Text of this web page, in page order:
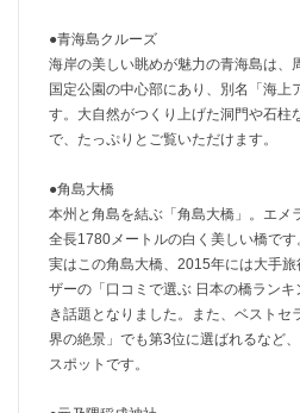
●青海島クルーズ
海岸の美しい眺めが魅力の青海島は、
国定公園の中心部にあり、別名「海上
す。大自然がつくり上げた洞門や石柱
で、たっぷりとご覧いただけます。
●角島大橋
本州と角島を結ぶ「角島大橋」。エメ
全長1780メートルの白く美しい橋です
実はこの角島大橋、2015年には大手
ザーの「口コミで選ぶ 日本の橋ラン
き話題となりました。また、ベストセ
界の絶景」でも第3位に選ばれるなど
スポットです。